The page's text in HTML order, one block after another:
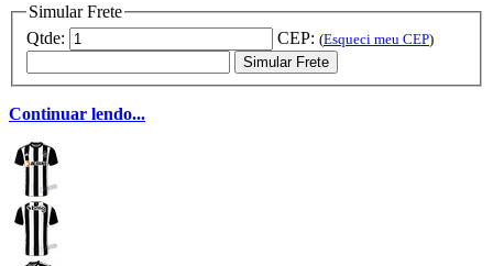
Simular Frete
Qtde:
CEP: (Esqueci meu CEP)
Simular Frete
Continuar lendo...